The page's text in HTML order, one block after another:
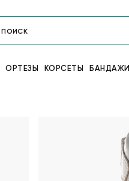
ОРТЕЗЫ КОРСЕТЫ БАНДАЖИ